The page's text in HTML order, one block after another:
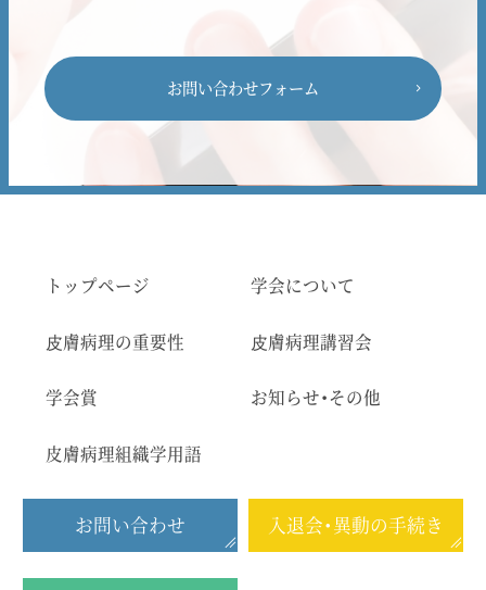
お問い合わせフォーム
トップページ 学会について
⽪膚病理の重要性 ⽪膚病理講習会
学会賞 お知らせ・その他
皮膚病理組織学用語
お問い合わせ 入退会・異動の手続き